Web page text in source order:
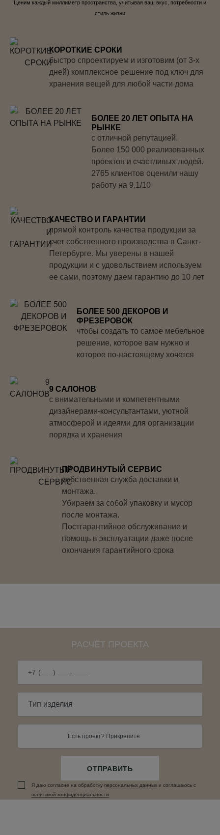
Ценим каждый миллиметр пространства, учитывая ваш вкус, потребности и
стиль жизни
КОРОТКИЕ СРОКИ
быстро спроектируем и изготовим (от 3-х
дней) комплексное решение под ключ для
хранения вещей для любой части дома
БОЛЕЕ 20 ЛЕТ ОПЫТА НА
РЫНКЕ
с отличной репутацией.
Более 150 000 реализованных
проектов и счастливых людей.
2765 клиентов оценили нашу
работу на 9,1/10
КАЧЕСТВО И ГАРАНТИИ
прямой контроль качества продукции за
счет собственного производства в Санкт-
Петербурге. Мы уверены в нашей
продукции и с удовольствием используем
ее сами, поэтому даем гарантию до 10 лет
БОЛЕЕ 500 ДЕКОРОВ И
ФРЕЗЕРОВОК
чтобы создать то самое мебельное
решение, которое вам нужно и
которое по-настоящему хочется
9 САЛОНОВ
с внимательными и компетентными
дизайнерами-консультантами, уютной
атмосферой и идеями для организации
порядка и хранения
ПРОДВИНУТЫЙ СЕРВИС
собственная служба доставки и
монтажа.
Убираем за собой упаковку и мусор
после монтажа.
Постгарантийное обслуживание и
помощь в эксплуатации даже после
окончания гарантийного срока
РАСЧЁТ ПРОЕКТА
Есть проект? Прикрепите
ОТПРАВИТЬ
Я даю согласие на обработку персональных данныx и соглашаюсь c
политикой конфиденциальности